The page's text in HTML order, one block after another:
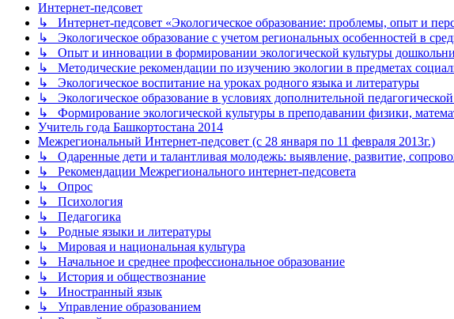
Интернет-педсовет
↳ Интернет-педсовет «Экологическое образование: проблемы, опыт и
↳ Экологическое образование с учетом региональных особенностей в
↳ Опыт и инновации в формировании экологической культуры
↳ Методические рекомендации по изучению экологии в предметах
↳ Экологическое воспитание на уроках родного языка и литературы
↳ Экологическое образование в условиях дополнительной педагогической
↳ Формирование экологической культуры в преподавании физики,
Учитель года Башкортостана 2014
Межрегиональный Интернет-педсовет (с 28 января по 11 февраля 2013г.)
↳ Одаренные дети и талантливая молодежь: выявление, развитие,
↳ Рекомендации Межрегионального интернет-педсовета
↳ Опрос
↳ Психология
↳ Педагогика
↳ Родные языки и литературы
↳ Мировая и национальная культура
↳ Начальное и среднее профессиональное образование
↳ История и обществознание
↳ Иностранный язык
↳ Управление образованием